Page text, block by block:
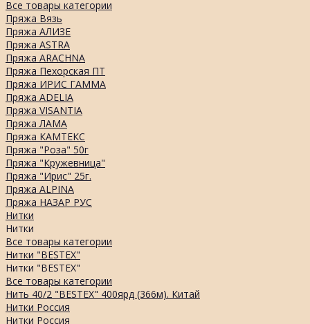
Все товары категории
Пряжа Вязь
Пряжа АЛИЗЕ
Пряжа ASTRA
Пряжа ARACHNA
Пряжа Пехорская ПТ
Пряжа ИРИС ГАММА
Пряжа ADELIA
Пряжа VISANTIA
Пряжа ЛАМА
Пряжа КАМТЕКС
Пряжа "Роза" 50г
Пряжа "Кружевница"
Пряжа "Ирис" 25г.
Пряжа ALPINA
Пряжа НАЗАР РУС
Нитки
Нитки
Все товары категории
Нитки "BESTEX"
Нитки "BESTEX"
Все товары категории
Нить 40/2 "BESTEX" 400ярд (366м). Китай
Нитки Россия
Нитки Россия